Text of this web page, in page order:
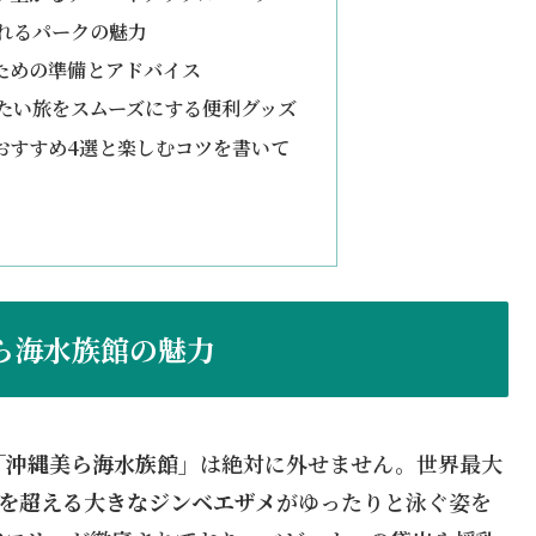
るパークの魅力
の準備とアドバイス
い旅をスムーズにする便利グッズ
すめ4選と楽しむコツを書いて
海水族館の魅力
縄美ら海水族館」 は絶対に外せません。世界最大
超える大きなジンベエザメがゆったりと泳ぐ姿を